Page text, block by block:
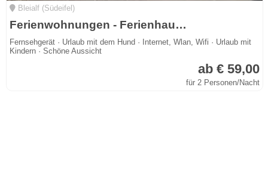
Bleialf (Südeifel)
Ferienwohnungen - Ferienhaus Anneliese Gönen
Fernsehgerät · Urlaub mit dem Hund · Internet, Wlan, Wifi · Urlaub mit
Kindern · Schöne Aussicht
ab € 59,00
für 2 Personen/Nacht